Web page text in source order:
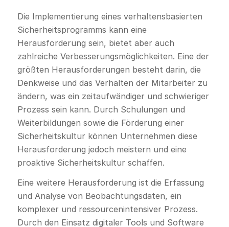
Die Implementierung eines verhaltensbasierten
Sicherheitsprogramms kann eine
Herausforderung sein, bietet aber auch
zahlreiche Verbesserungsmöglichkeiten. Eine der
größten Herausforderungen besteht darin, die
Denkweise und das Verhalten der Mitarbeiter zu
ändern, was ein zeitaufwändiger und schwieriger
Prozess sein kann. Durch Schulungen und
Weiterbildungen sowie die Förderung einer
Sicherheitskultur können Unternehmen diese
Herausforderung jedoch meistern und eine
proaktive Sicherheitskultur schaffen.
Eine weitere Herausforderung ist die Erfassung
und Analyse von Beobachtungsdaten, ein
komplexer und ressourcenintensiver Prozess.
Durch den Einsatz digitaler Tools und Software